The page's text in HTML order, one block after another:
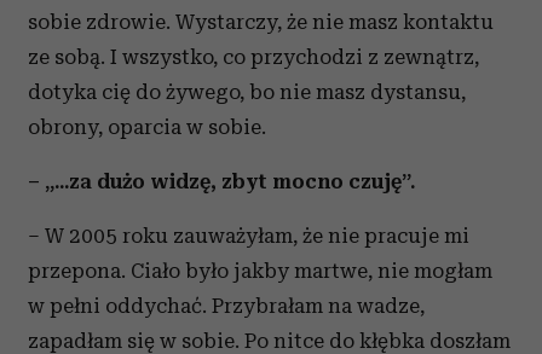
sobie zdrowie. Wystarczy, że nie masz kontaktu
ze sobą. I wszystko, co przychodzi z zewnątrz,
dotyka cię do żywego, bo nie masz dystansu,
obrony, oparcia w sobie.
– „...za dużo widzę, zbyt mocno czuję”.
– W 2005 roku zauważyłam, że nie pracuje mi
przepona. Ciało było jakby martwe, nie mogłam
w pełni oddychać. Przybrałam na wadze,
zapadłam się w sobie. Po nitce do kłębka doszłam